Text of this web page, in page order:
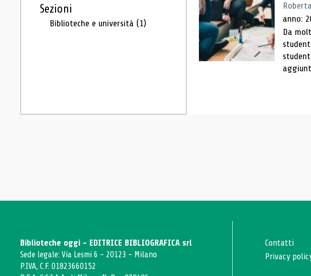
Sezioni
Biblioteche e università (1)
anno:
Da
Biblioteche oggi - EDITRICE BIBLIOGRAFICA srl
Sede legale: Via Lesmi 6 - 20123 - Milano
P.IVA, C.F. 01823660152
Contatti
Privacy